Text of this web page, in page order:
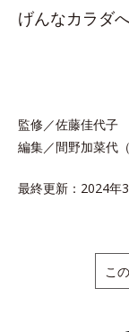
げんなカラダ
監修／佐藤佳代子
編集／間野加菜代
最終更新：2024年
こ